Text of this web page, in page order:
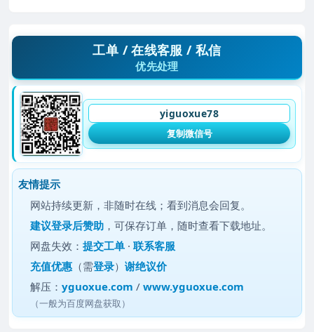
工单 / 在线客服 / 私信
优先处理
yiguoxue78
复制微信号
友情提示
网站持续更新，非随时在线；看到消息会回复。
建议登录后赞助 ，可保存订单，随时查看下载地址。
网盘失效：提交工单 ·联系客服
充值优惠 （需登录）谢绝议价
解压：yguoxue.com /www.yguoxue.com
（一般为百度网盘获取）